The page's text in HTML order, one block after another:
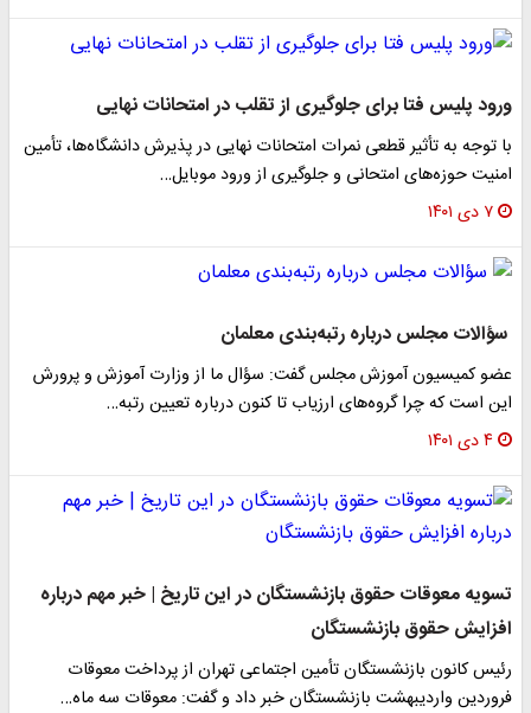
ورود پلیس فتا برای جلوگیری از تقلب در امتحانات نهایی
با توجه به تأثیر قطعی نمرات امتحانات نهایی در پذیرش دانشگاه‌ها، تأمین
امنیت حوزه‌های امتحانی و جلوگیری از ورود موبایل…
۷ دی ۱۴۰۱
سؤالات مجلس درباره رتبه‌بندی معلمان
عضو کمیسیون آموزش مجلس گفت: سؤال ما از وزارت آموزش و پرورش
این است که چرا گروه‌های ارزیاب تا کنون درباره تعیین رتبه…
۴ دی ۱۴۰۱
تسویه معوقات حقوق بازنشستگان در این تاریخ | خبر مهم درباره
افزایش حقوق بازنشستگان
رئیس کانون بازنشستگان تأمین اجتماعی تهران از پرداخت معوقات
فروردین واردیبهشت بازنشستگان خبر داد و گفت: معوقات سه ماه…